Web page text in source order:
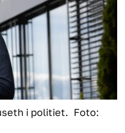
i politiet. Foto: